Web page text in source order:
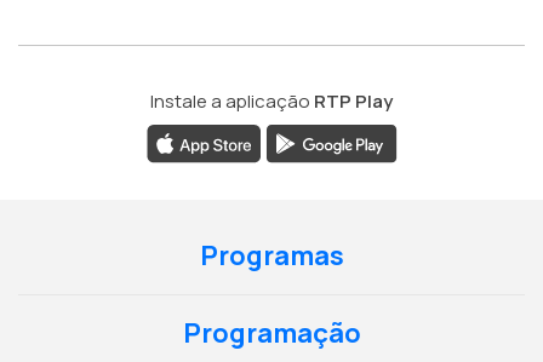
Instale a aplicação RTP Play
Programas
Programação